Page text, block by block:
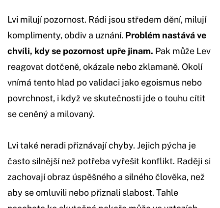
Lvi milují pozornost. Rádi jsou středem dění, milují
komplimenty, obdiv a uznání. Problém nastává ve
chvíli, kdy se pozornost upře jinam. Pak může Lev
reagovat dotčeně, okázale nebo zklamaně. Okolí
vnímá tento hlad po validaci jako egoismus nebo
povrchnost, i když ve skutečnosti jde o touhu cítit
se ceněný a milovaný.
Lvi také neradi přiznávají chyby. Jejich pýcha je
často silnější než potřeba vyřešit konflikt. Raději si
zachovají obraz úspěšného a silného člověka, než
aby se omluvili nebo přiznali slabost. Tahle